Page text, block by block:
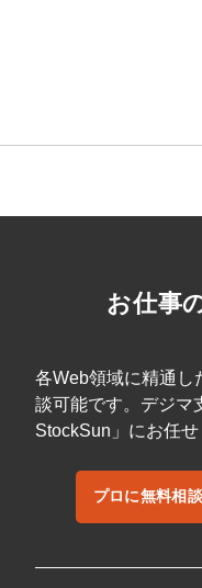
お仕事
各Web領域に精通し
談可能です。デジマ
StockSun」にお任せ
プロに無料相